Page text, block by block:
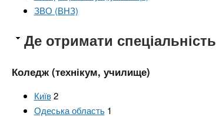
ЗВО (ВНЗ)
Де отримати спеціальність
Коледж (технікум, училище)
Київ 2
Одеська область 1